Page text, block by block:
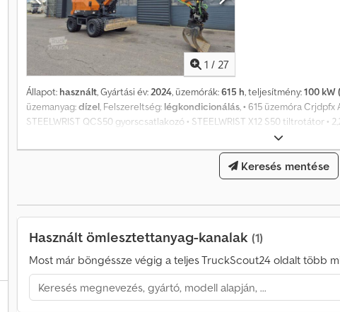
1 / 27
Állapot: használt, Gyártási év:2024, üzemórák:615 h, teljesítmény:100 kW
üzemanyag:dízel, Felszereltség: légkondicionálás, • 615 üzemóra Crjdpfx
STEELWRIST QCS50 gyorscsatlakozó • STEELWRIST X12 S50 tiltrotátor •
Biztonsági szelepek • Kétirányú nagy átfolyású kör • Kétirányú kis
kormányzás rákjárás móddal • Első tolólap + hátsó stabilizátorok • Tolató-
fűthető ülés • LED munkalámpák • 400 mm kanalak • 1400 mm rézsűkanál
Keresés mentése
Használt ömlesztettanyag-kanalak (1)
Most már böngéssze végig a teljes TruckScout24 oldalt több